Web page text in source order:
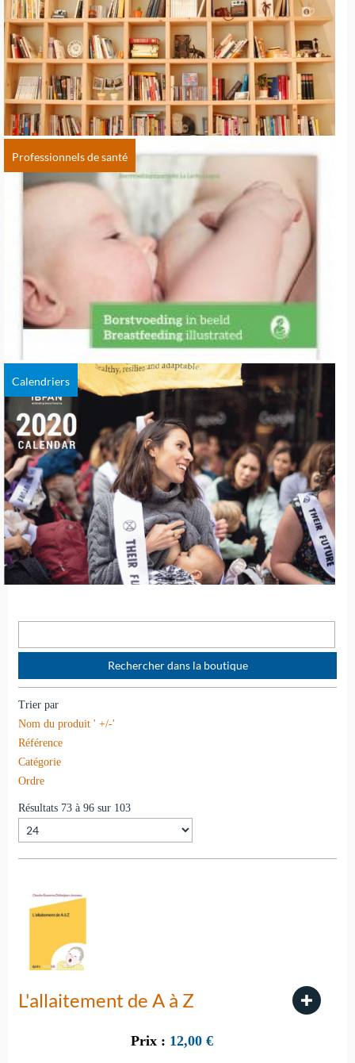
Professionnels de santé
Calendriers
Trier par
Nom du produit ' +/-'
Référence
Catégorie
Ordre
Résultats 73 à 96 sur 103
L'allaitement de A à Z
Prix : 12,00 €